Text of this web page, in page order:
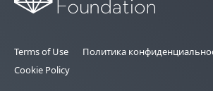
Terms of Use
Политика
Cookie Policy